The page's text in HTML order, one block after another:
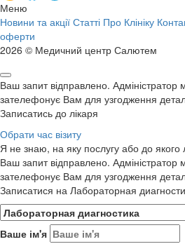
Меню
Новини та акції Статті Про Клініку
оферти
2026 © Медичний центр Салютем
Ваш запит відправлено. Адміністратор
зателефонує Вам для узгодження
Записатись до лікаря
Обрати час візиту
Я не знаю, на яку послугу або до якого
Ваш запит відправлено. Адміністратор
зателефонує Вам для узгодження
Записатися на Лабораторная
Ваше ім'я